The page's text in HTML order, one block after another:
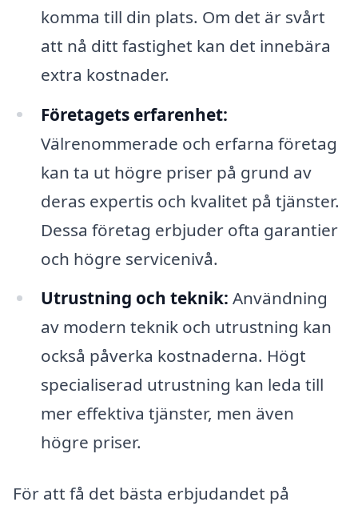
komma till din plats. Om det är svårt
att nå ditt fastighet kan det innebära
extra kostnader.
Företagets erfarenhet:
Välrenommerade och erfarna företag
kan ta ut högre priser på grund av
deras expertis och kvalitet på tjänster.
Dessa företag erbjuder ofta garantier
och högre servicenivå.
Utrustning och teknik: Användning
av modern teknik och utrustning kan
också påverka kostnaderna. Högt
specialiserad utrustning kan leda till
mer effektiva tjänster, men även
högre priser.
För att få det bästa erbjudandet på